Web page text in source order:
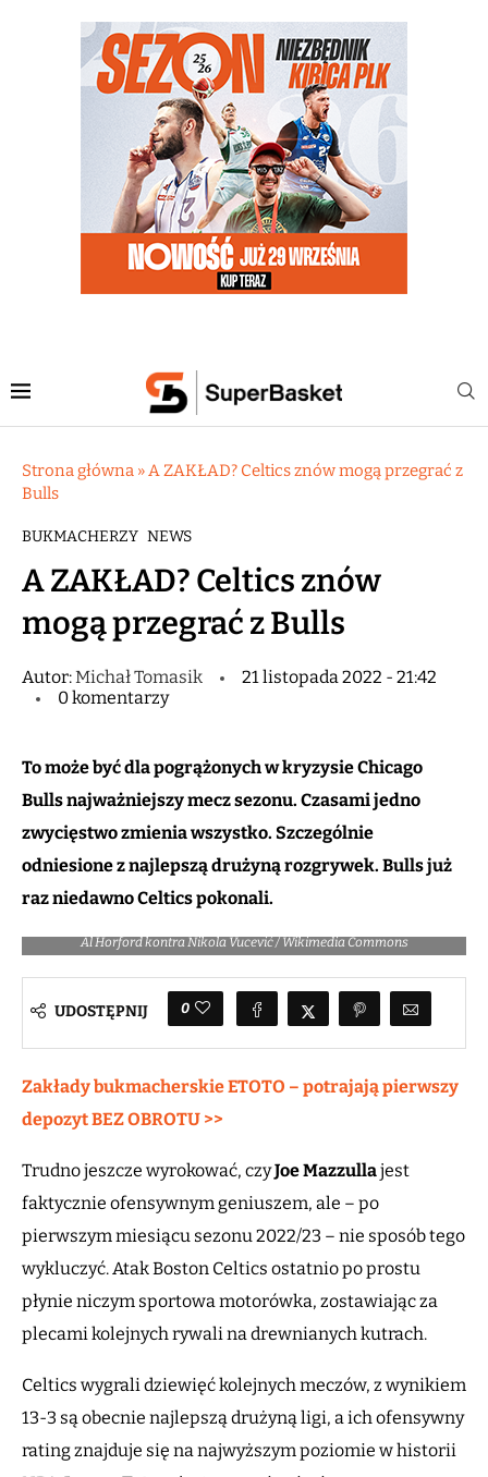
Strona główna »A ZAKŁAD? Celtics znów mogą przegrać z
Bulls
BUKMACHERZY NEWS
A ZAKŁAD? Celtics znów
mogą przegrać z Bulls
Autor:Michał Tomasik
21 listopada 2022 - 21:42
0 komentarzy
To może być dla pogrążonych w kryzysie Chicago
Bulls najważniejszy mecz sezonu. Czasami jedno
zwycięstwo zmienia wszystko. Szczególnie
odniesione z najlepszą drużyną rozgrywek. Bulls już
raz niedawno Celtics pokonali.
Al Horford kontra Nikola Vucević / Wikimedia Commons
UDOSTĘPNIJ 0
Zakłady bukmacherskie ETOTO – potrajają pierwszy
depozyt BEZ OBROTU >>
Trudno jeszcze wyrokować, czyJoe Mazzullajest
faktycznie ofensywnym geniuszem, ale – po
pierwszym miesiącu sezonu 2022/23 – nie sposób tego
wykluczyć. Atak Boston Celtics ostatnio po prostu
płynie niczym sportowa motorówka, zostawiając za
plecami kolejnych rywali na drewnianych kutrach.
Celtics wygrali dziewięć kolejnych meczów, z wynikiem
13-3 są obecnie najlepszą drużyną ligi, a ich ofensywny
rating znajduje się na najwyższym poziomie w historii